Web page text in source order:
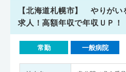
【北海道札幌市】 やりがい
求人！高額年収で年収ＵＰ！
常勤 一般病院